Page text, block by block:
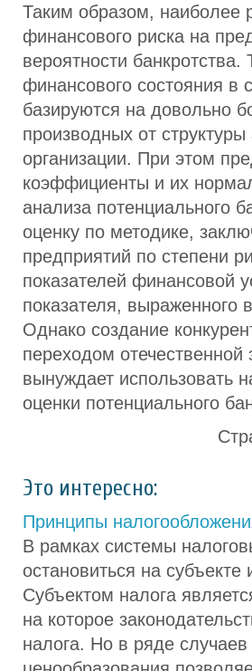
Таким образом, наиболее
финансового риска на
вероятности
финансового состояния в
базируются на довольно
производных от
организации. При этом
коэффициенты и их
анализа потенциального
оценку по методике,
предприятий по степени
показателей финансовой
показателя, выраженного
Однако создание
переходом
вынуждает использовать
оценки потенциального
Это интересно:
Принципы
В рамках системы
остановиться на
Субъектом налога
на которое
налога. Но в ряде